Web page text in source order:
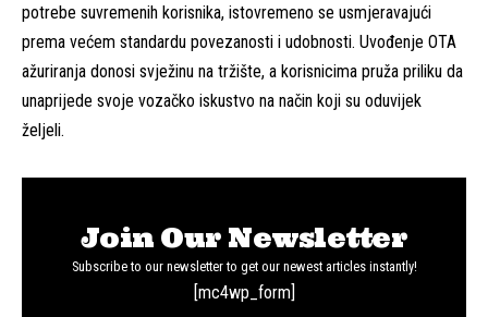
potrebe suvremenih korisnika, istovremeno se usmjeravajući
prema većem standardu povezanosti i udobnosti. Uvođenje OTA
ažuriranja donosi svježinu na tržište, a korisnicima pruža priliku da
unaprijede svoje vozačko iskustvo na način koji su oduvijek
željeli.
Join Our Newsletter
Subscribe to our newsletter to get our newest articles instantly!
[mc4wp_form]